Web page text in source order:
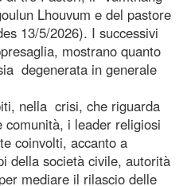
Lhouvum e del pastore
13/5/2026). I successivi
mostrano quanto
degenerata in generale
nella crisi, che riguarda
i leader religiosi
coinvolti, accanto a
della società civile, autorità
mediare il rilascio delle